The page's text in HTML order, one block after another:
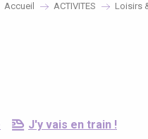
Accueil ACTIVITES Loisirs
J'y vais en train !